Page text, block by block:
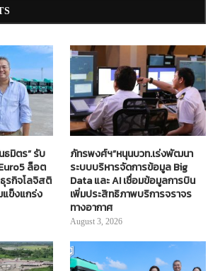
มิตร” รับ
ล็อต
รกิจโลจิสติ
แข็งแกร่ง
ภัทรพงศ์ฯ”หนุนบวท.เร่งพัฒนา
ระบบบริหารจัดการข้อมูล Big
Data และ AI เชื่อมข้อมูลการบิน
เพิ่มประสิทธิภาพบริการจราจร
ทางอากาศ
August 3, 2026